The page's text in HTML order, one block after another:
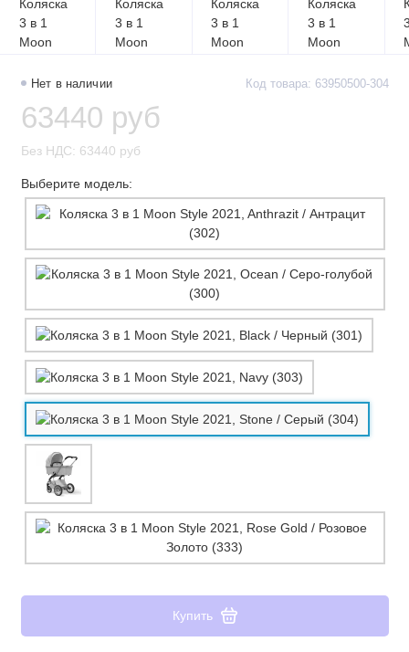
Нет в наличии Код товара: 63950500-304
63440 руб
Без НДС: 63440 руб
Выберите модель:
Купить